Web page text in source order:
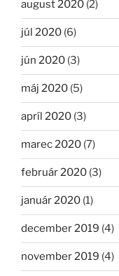
august 2020 (2)
júl 2020 (6)
jún 2020 (3)
máj 2020 (5)
apríl 2020 (3)
marec 2020 (7)
február 2020 (3)
január 2020 (1)
december 2019 (4)
november 2019 (4)